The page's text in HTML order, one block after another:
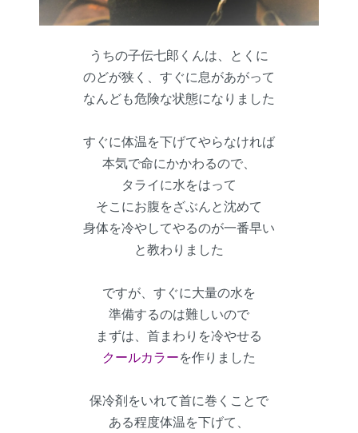
うちの子伝七郎くんは、とくに
のどが狭く、すぐに息があがって
なんども危険な状態になりました
すぐに体温を下げてやらなければ
本気で命にかかわるので、
タライに水をはって
そこにお腹をざぶんと沈めて
身体を冷やしてやるのが一番早い
と教わりました
ですが、すぐに大量の水を
準備するのは難しいので
まずは、首まわりを冷やせる
クールカラーを作りました
保冷剤をいれて首に巻くことで
ある程度体温を下げて、